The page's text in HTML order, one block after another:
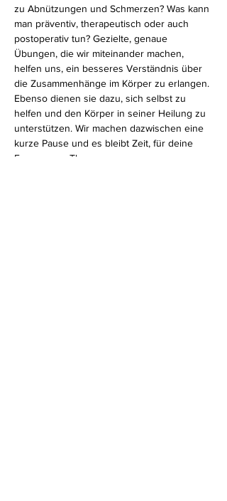
zu Abnützungen und Schmerzen? Was kann
man präventiv, therapeutisch oder auch
postoperativ tun? Gezielte, genaue
Übungen, die wir miteinander machen,
helfen uns, ein besseres Verständnis über
die Zusammenhänge im Körper zu erlangen.
Ebenso dienen sie dazu, sich selbst zu
helfen und den Körper in seiner Heilung zu
unterstützen. Wir machen dazwischen eine
kurze Pause und es bleibt Zeit, für deine
Fragen zum Thema.